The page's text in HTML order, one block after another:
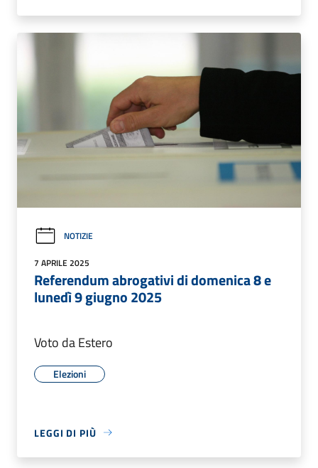
NOTIZIE
7 APRILE 2025
Referendum abrogativi di domenica 8 e
lunedì 9 giugno 2025
Voto da Estero
Elezioni
LEGGI DI PIÙ